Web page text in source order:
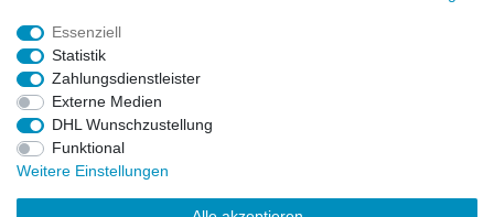
Alle Markennamen, Warenzeichen sowie sämtliche Produktbilder
und Beschreibungen sind Eigentum Ihrer rechtmäßigen
Eigentümer und dienen hier nur der Beschreibung.
Preise nur für registrierte Händler, ansonsten zeigt der Shop 0,00
€
LEGO, das LEGO Logo, die Minifigur, DUPLO, LEGENDS OF
Essenziell
Statistik
Zahlungsdienstleister
Externe Medien
DHL Wunschzustellung
Funktional
Weitere Einstellungen